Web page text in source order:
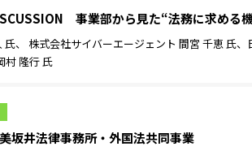
事業部から見た“法務に求める
、 株式会社サイバーエージェント 間宮 千恵 氏、
村 隆行 氏
坂井法律事務所・外国法共同事業